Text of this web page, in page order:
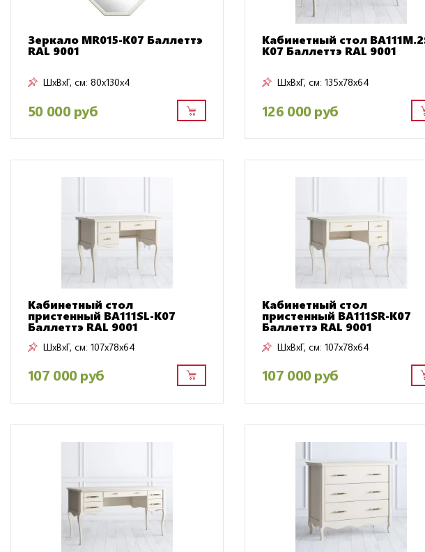
Зеркало MR015-K07 Баллеттэ
RAL 9001
ШxВxГ, см: 80x130x4
50 000 руб
Кабинетный стол
K07 Баллеттэ RAL 9001
ШxВxГ, см: 135x78x64
126 000 руб
Кабинетный стол
пристенный BA111SL-K07
Баллеттэ RAL 9001
ШxВxГ, см: 107x78x64
107 000 руб
Кабинетный стол
пристенный BA111SR-K07
Баллеттэ RAL 9001
ШxВxГ, см: 107x78x64
107 000 руб